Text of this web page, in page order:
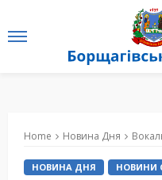
Home Новина Дня Вокальні
НОВИНА ДНЯ НОВИНИ